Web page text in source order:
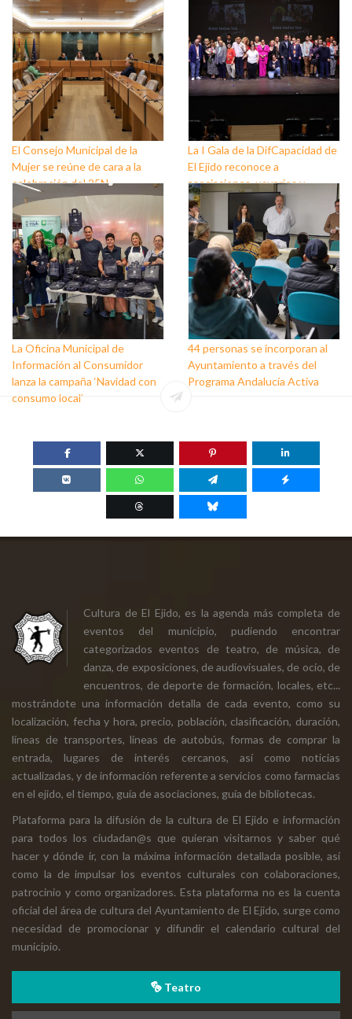
El Consejo Municipal de la
Mujer se reúne de cara a la
celebración del 25N
La I Gala de la DifCapacidad de
El Ejido reconoce a
asociaciones, usuarios y
personas que trabajan a favor
de este colectivo
La Oficina Municipal de
Información al Consumidor
lanza la campaña ‘Navidad con
consumo local’
44 personas se incorporan al
Ayuntamiento a través del
Programa Andalucía Activa
Cultura de El Ejido, es la agenda más completa de
eventos del municipio, pudiendo encontrar
categorizados eventos de teatro, de música, de
danza, de exposiciones, de audiovisuales, de ocio, de
encuentros, de deporte de formación, locales, etc...
mostrándote una información detalla de cada evento, como su
localización, fecha y hora, precio, población, clasificación, duración,
líneas de transportes, líneas de autobús, formas de comprar la
entrada, lugares de interés cercanos, así como noticias
actualizadas, y de información referente a servicios como farmacias
en el ejido, el tiempo, guía de asociaciones, guía de bibliotecas.
Plataforma para la difusión de la cultura de El Ejido e información
para todos los ciudadan@s que quieran visitarnos y saber qué
hacer y dónde ir, con la máxima información detallada posible, así
como la de impulsar los eventos culturales con colaboraciones,
patrocinio y como organizadores. Esta plataforma no es la cuenta
oficial del área de cultura del Ayuntamiento de El Ejido, surge como
necesidad de promocionar y difundir el calendario cultural del
municipio.
Teatro